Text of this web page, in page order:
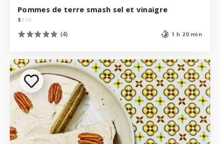
Pommes de terre smash sel et vinaigre
$$ $$
(4) 1 h 20 min